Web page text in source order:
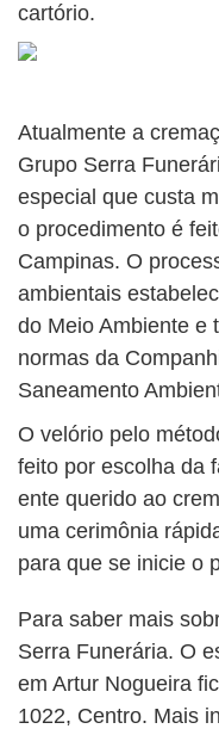
cartório.
Atualmente a
Grupo Serra
especial que custa
o procedimento é
Campinas. O
ambientais
do Meio Ambiente e
normas da
Saneamento
O velório pelo
feito por escolha da
ente querido ao
uma cerimônia
para que se inicie o
Para saber mais
Serra Funerária. O
em Artur Nogueira
1022, Centro. Mais